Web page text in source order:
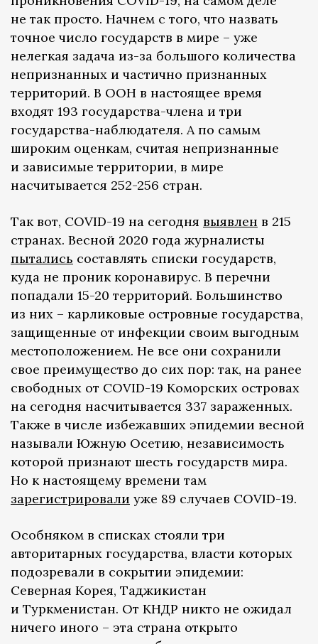
не так просто. Начнем с того, что назвать
точное число государств в мире – уже
нелегкая задача из-за большого количества
непризнанных и частично признанных
территорий. В ООН в настоящее время
входят 193 государства-члена и три
государства-наблюдателя. А по самым
широким оценкам, считая непризнанные
и зависимые территории, в мире
насчитывается 252-256 стран.
Так вот, COVID-19 на сегодня выявлен в 215
странах. Весной 2020 года журналисты
пытались составлять списки государств,
куда не проник коронавирус. В перечни
попадали 15-20 территорий. Большинство
из них – карликовые островные государства,
защищенные от инфекции своим выгодным
местоположением. Не все они сохранили
свое преимущество до сих пор: так, на ранее
свободных от COVID-19 Коморских островах
на сегодня насчитывается 337 зараженных.
Также в числе избежавших эпидемии весной
называли Южную Осетию, независимость
которой признают шесть государств мира.
Но к настоящему времени там
зарегистрировали уже 89 случаев COVID-19.
Особняком в списках стояли три
авторитарных государства, власти которых
подозревали в сокрытии эпидемии:
Северная Корея, Таджикистан
и Туркменистан. От КНДР никто не ожидал
ничего иного – эта страна открыто